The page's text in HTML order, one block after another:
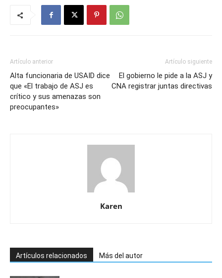
Artículo anterior
Alta funcionaria de USAID dice
que «El trabajo de ASJ es
crítico y sus amenazas son
preocupantes»
Artículo siguiente
El gobierno le pide a la ASJ y
CNA registrar juntas directivas
Karen
Artículos relacionados Más del autor